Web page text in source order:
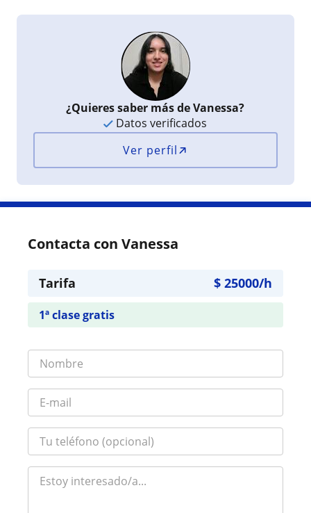
¿Quieres saber más de Vanessa?
Datos verificados
Ver perfil
Contacta con Vanessa
Tarifa $ 25000/h
1ª clase gratis